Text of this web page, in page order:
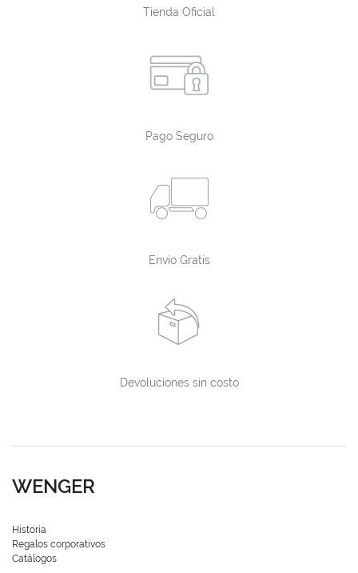
Tienda Oficial
Pago Seguro
Envío Gratis
Devoluciones sin costo
WENGER
Historia
Regalos corporativos
Catálogos